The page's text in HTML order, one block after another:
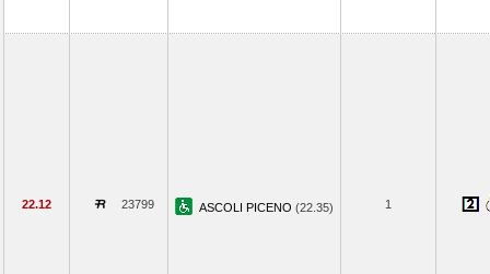
22.12 23799 ASCOLI PICENO (22.35) 1